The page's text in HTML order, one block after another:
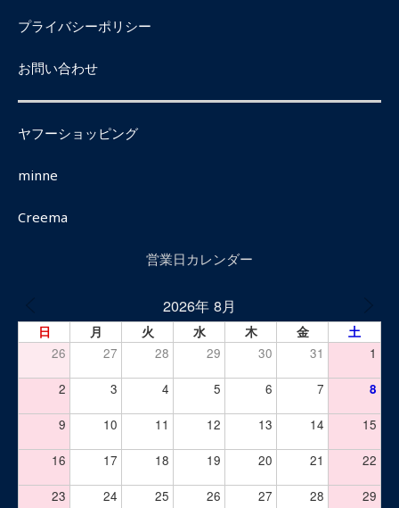
プライバシーポリシー
お問い合わせ
ヤフーショッピング
minne
Creema
営業日カレンダー
2026年 8月
日 月 火 水 木 金
土
26
27 28 29 30 31 1
2 3 4 5 6 7 8
9 10 11 12 13 14 15
16 17 18 19 20 21 22
23 24 25 26 27 28 29